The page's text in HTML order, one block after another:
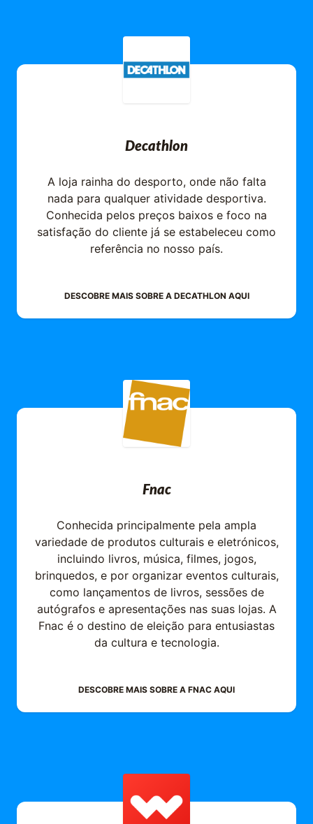
Decathlon
A loja rainha do desporto, onde não falta
nada para qualquer atividade desportiva.
Conhecida pelos preços baixos e foco na
satisfação do cliente já se estabeleceu como
referência no nosso país.
DESCOBRE MAIS SOBRE A DECATHLON AQUI
Fnac
Conhecida principalmente pela ampla
variedade de produtos culturais e eletrónicos,
incluindo livros, música, filmes, jogos,
brinquedos, e por organizar eventos culturais,
como lançamentos de livros, sessões de
autógrafos e apresentações nas suas lojas. A
Fnac é o destino de eleição para entusiastas
da cultura e tecnologia.
DESCOBRE MAIS SOBRE A FNAC AQUI